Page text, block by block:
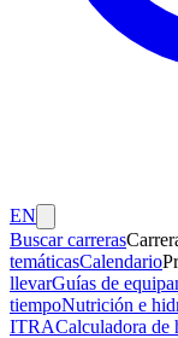
EN
Buscar carreras
temáticasCalendario
llevarGuías de
tiempoNutrición e
ITRACalculadora de